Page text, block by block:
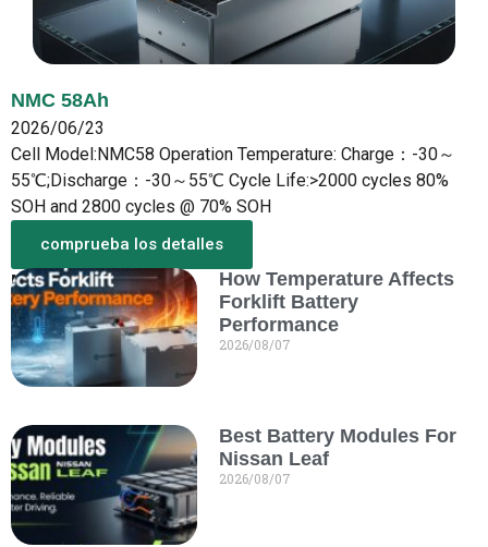
NMC 58Ah
2026/06/23
Cell Model:NMC58 Operation Temperature: Charge：-30～
55℃;Discharge：-30～55℃ Cycle Life:>2000 cycles 80%
SOH and 2800 cycles @ 70% SOH
comprueba los detalles
Más de lo nuevo
How Temperature Affects
Forklift Battery
Performance
2026/08/07
Best Battery Modules For
Nissan Leaf
2026/08/07